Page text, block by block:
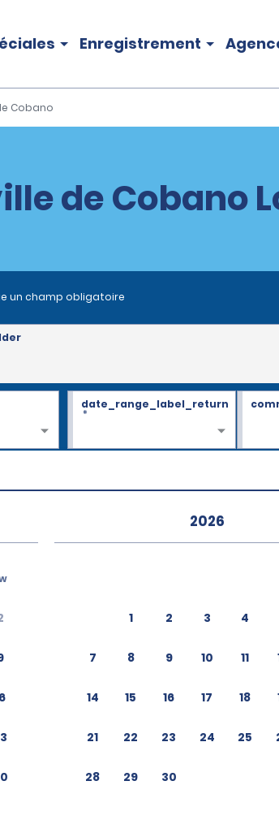
Enregistrement
Cobano
de Cobano
un champ obligatoire
2026
1 2 3 4
7 8 9 10 11
14 15 16 17 18
21 22 23 24 25
28 29 30
date_range_label_return
*